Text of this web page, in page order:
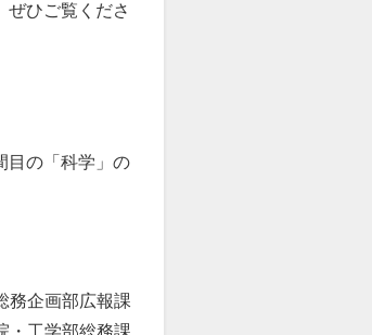
ぜひご覧くださ
目の「科学」の
務企画部広報課
・工学部総務課